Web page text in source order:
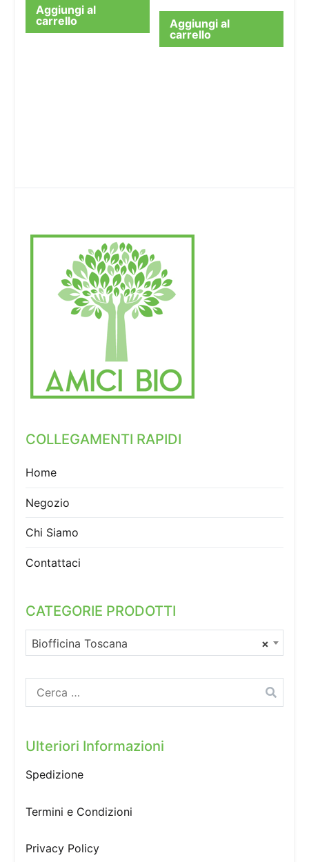
Aggiungi al
carrello
Aggiungi al
carrello
COLLEGAMENTI RAPIDI
Home
Negozio
Chi Siamo
Contattaci
CATEGORIE PRODOTTI
×
Biofficina Toscana
Ricerca
per:
Ulteriori Informazioni
Spedizione
Termini e Condizioni
Privacy Policy